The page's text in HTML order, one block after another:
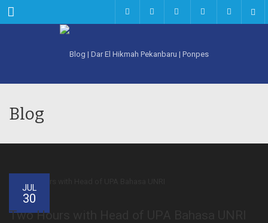
Menu
Blog
JUL
30
Two Hours with Head of UPA Bahasa UNRI